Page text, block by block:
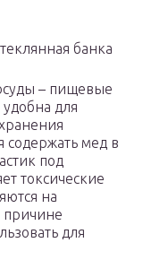
банка
– пищевые
для
содержать мед в
под
токсические
на
причине
для